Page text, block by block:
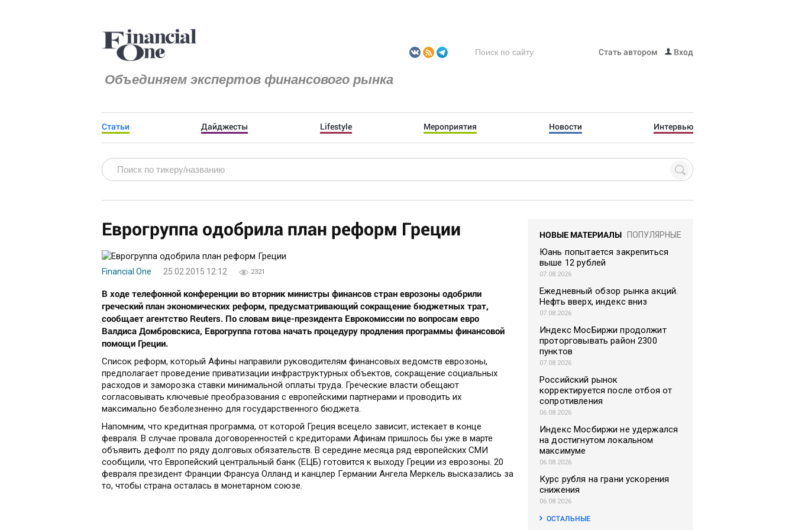
Объединяем экспертов финансового рынка
Стать автором Вход
Статьи Дайджесты Lifestyle Мероприятия Новости Интервью
Еврогруппа одобрила план реформ Греции
Financial One 25.02.2015 12:12 2321
В ходе телефонной конференции во вторник министры финансов стран еврозоны одобрили
греческий план экономических реформ, предусматривающий сокращение бюджетных трат,
сообщает агентство Reuters. По словам вице-президента Еврокомиссии по вопросам евро
Валдиса Домбровскиса, Еврогруппа готова начать процедуру продления программы финансовой
помощи Греции.
Список реформ, который Афины направили руководителям финансовых ведомств еврозоны,
предполагает проведение приватизации инфраструктурных объектов, сокращение социальных
расходов и заморозка ставки минимальной оплаты труда. Греческие власти обещают
согласовывать ключевые преобразования с европейскими партнерами и проводить их
максимально безболезненно для государственного бюджета.
Напомним, что кредитная программа, от которой Греция всецело зависит, истекает в конце
февраля. В случае провала договоренностей с кредиторами Афинам пришлось бы уже в марте
объявить дефолт по ряду долговых обязательств. В середине месяца ряд европейских СМИ
сообщили, что Европейский центральный банк (ЕЦБ) готовится к выходу Греции из еврозоны. 20
февраля президент Франции Франсуа Олланд и канцлер Германии Ангела Меркель высказались за
то, чтобы страна осталась в монетарном союзе.
НОВЫЕ МАТЕРИАЛЫ ПОПУЛЯРНЫЕ
Юань попытается закрепиться
выше 12 рублей
07.08.2026
Ежедневный обзор рынка акций.
Нефть вверх, индекс вниз
07.08.2026
Индекс МосБиржи продолжит
проторговывать район 2300
пунктов
07.08.2026
Российский рынок
корректируется после отбоя от
сопротивления
06.08.2026
Индекс Мосбиржи не удержался
на достигнутом локальном
максимуме
06.08.2026
Курс рубля на грани ускорения
снижения
06.08.2026
ОСТАЛЬНЫЕ